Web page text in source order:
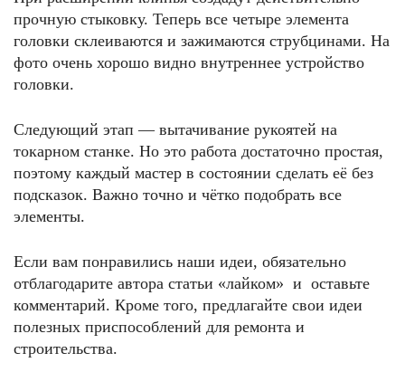
прочную стыковку. Теперь все четыре элемента
головки склеиваются и зажимаются струбцинами. На
фото очень хорошо видно внутреннее устройство
головки.
Следующий этап — вытачивание рукоятей на
токарном станке. Но это работа достаточно простая,
поэтому каждый мастер в состоянии сделать её без
подсказок. Важно точно и чётко подобрать все
элементы.
Если вам понравились наши идеи, обязательно
отблагодарите автора статьи «лайком» и оставьте
комментарий. Кроме того, предлагайте свои идеи
полезных приспособлений для ремонта и
строительства.